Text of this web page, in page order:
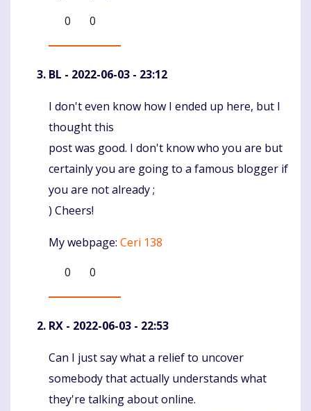
0
0
BL - 2022-06-03 - 23:12
Komentaras
I don't even know how I ended up here, but I
thought this
post was good. I don't know who you are but
certainly you are going to a famous blogger if
you are not already ;
) Cheers!
My webpage: Ceri 138
0
0
RX - 2022-06-03 - 22:53
Komentaras
Can I just say what a relief to uncover
somebody that actually understands what
they're talking about online.